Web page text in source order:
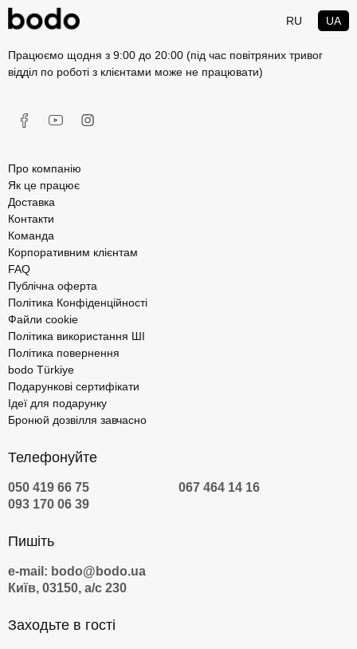
RU UA
Працюємо щодня з 9:00 до 20:00 (під час повітряних тривог
відділ по роботі з клієнтами може не працювати)
Про компанію
Як це працює
Доставка
Контакти
Команда
Корпоративним клієнтам
FAQ
Публічна оферта
Політика Конфіденційності
Файли cookie
Політика використання ШІ
Політика повернення
bodo Türkiye
Подарункові сертифікати
Ідеї для подарунку
Бронюй дозвілля завчасно
Телефонуйте
050 419 66 75
067 464 14 16
093 170 06 39
Пишіть
e-mail: bodo@bodo.ua
Київ, 03150, а/с 230
Заходьте в гості